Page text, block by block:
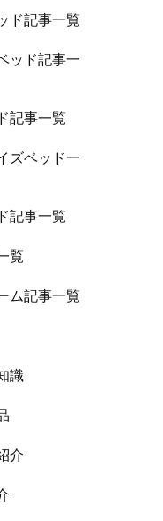
ド記事一覧
ッド記事一
記事一覧
ズベッド一
記事一覧
覧
ム記事一覧
識
介